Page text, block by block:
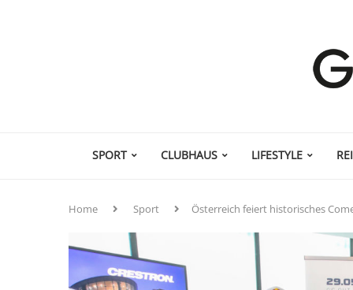
SPORT CLUBHAUS LIFESTYLE
Home Sport Österreich feiert historisches